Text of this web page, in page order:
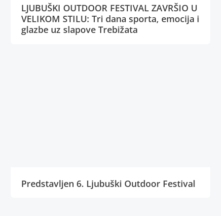
LJUBUŠKI OUTDOOR FESTIVAL ZAVRŠIO U
VELIKOM STILU: Tri dana sporta, emocija i
glazbe uz slapove Trebižata
Predstavljen 6. Ljubuški Outdoor Festival